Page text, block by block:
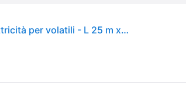
Rete a doppia punta Kerbl senza elettricità per volatili - L 25 m x P 106 cm